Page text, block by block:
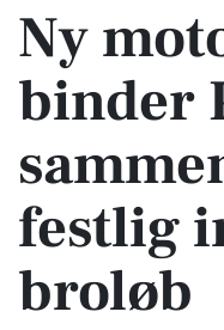
Ny
binder
festlig
broløb